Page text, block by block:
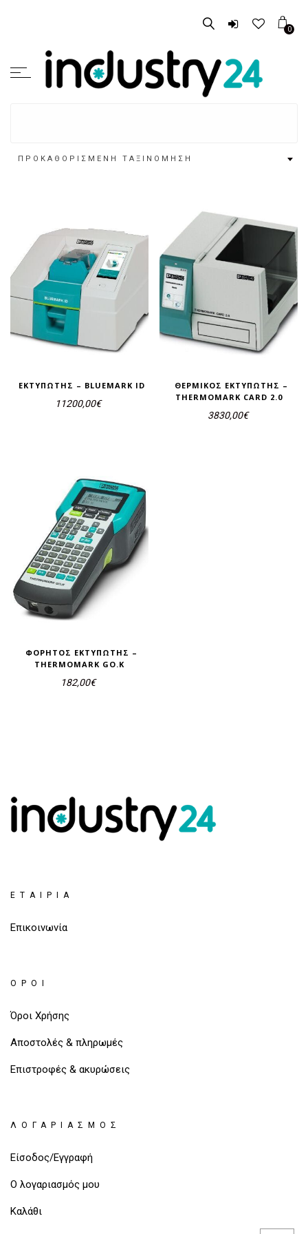
0
ΠΡΟΚΑΘΟΡΙΣΜΈΝΗ ΤΑΞΙΝΌΜΗΣΗ
ΕΚΤΥΠΩΤΉΣ – BLUEMARK ID
11200,00€
ΘΕΡΜΙΚΌΣ ΕΚΤΥΠΩΤΉΣ –
THERMOMARK CARD 2.0
3830,00€
ΦΟΡΗΤΌΣ ΕΚΤΥΠΩΤΉΣ –
THERMOMARK GO.K
182,00€
ΕΤΑΙΡΊΑ
Επικοινωνία
ΌΡΟΙ
Όροι Χρήσης
Αποστολές & πληρωμές
Επιστροφές & ακυρώσεις
ΛΟΓΑΡΙΑΣΜΌΣ
Είσοδος/Εγγραφή
Ο λογαριασμός μου
Καλάθι